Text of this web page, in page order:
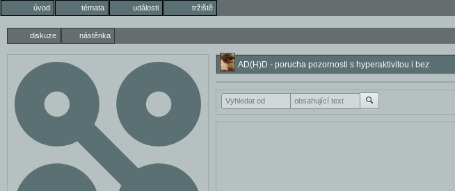
úvod témata události tržiště
diskuze nástěnka
AD(H)D - porucha pozornosti s hyperaktivitou i bez